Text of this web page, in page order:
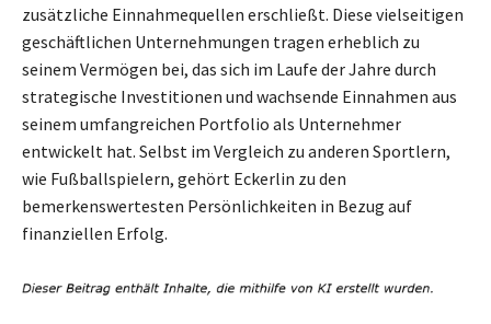
zusätzliche Einnahmequellen erschließt. Diese vielseitigen
geschäftlichen Unternehmungen tragen erheblich zu
seinem Vermögen bei, das sich im Laufe der Jahre durch
strategische Investitionen und wachsende Einnahmen aus
seinem umfangreichen Portfolio als Unternehmer
entwickelt hat. Selbst im Vergleich zu anderen Sportlern,
wie Fußballspielern, gehört Eckerlin zu den
bemerkenswertesten Persönlichkeiten in Bezug auf
finanziellen Erfolg.